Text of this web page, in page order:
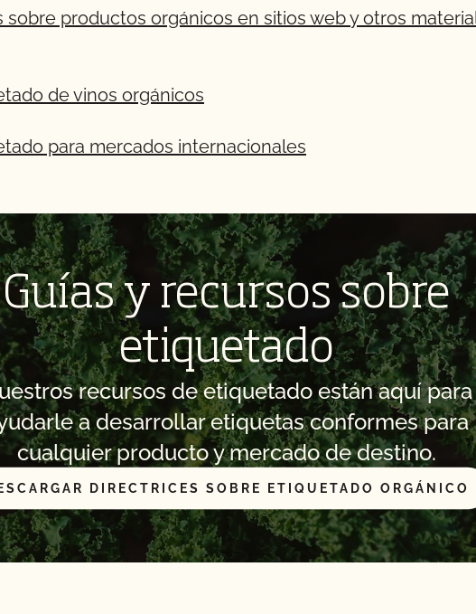
sobre productos orgánicos en sitios web y otros
de vinos orgánicos
para mercados internacionales
Guías y recursos sobre
etiquetado
recursos de etiquetado están aquí para
a desarrollar etiquetas conformes para
cualquier producto y mercado de destino.
DIRECTRICES SOBRE ETIQUETADO ORGÁNICO